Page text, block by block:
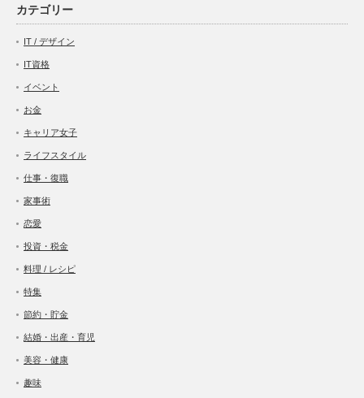
カテゴリー
IT / デザイン
IT資格
イベント
お金
キャリア女子
ライフスタイル
仕事・復職
家事術
恋愛
投資・税金
料理 / レシピ
特集
節約・貯金
結婚・出産・育児
美容・健康
趣味